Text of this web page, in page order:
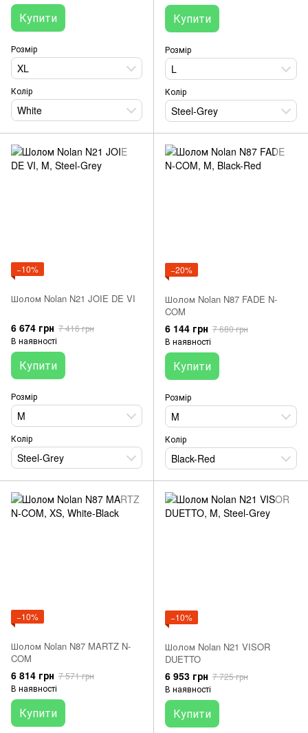
Купити
Розмір
XL
Колір
White
Купити
Розмір
L
Колір
Steel-Grey
−10%
Шолом Nolan N21 JOIE DE VI
6 674 грн 7 416 грн
В наявності
Купити
Розмір
M
Колір
Steel-Grey
−20%
Шолом Nolan N87 FADE N-
COM
6 144 грн 7 680 грн
В наявності
Купити
Розмір
M
Колір
Black-Red
−10%
Шолом Nolan N87 MARTZ N-
COM
6 814 грн 7 571 грн
В наявності
Купити
−10%
Шолом Nolan N21 VISOR
DUETTO
6 953 грн 7 725 грн
В наявності
Купити